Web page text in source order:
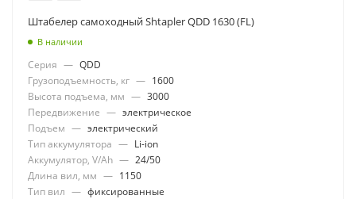
Штабелер самоходный Shtapler QDD 1630 (FL)
В наличии
Серия — QDD
Грузоподъемность, кг — 1600
Высота подъема, мм — 3000
Передвижение — электрическое
Подъем — электрический
Тип аккумулятора — Li-ion
Аккумулятор, V/Ah — 24/50
Длина вил, мм — 1150
Тип вил — фиксированные